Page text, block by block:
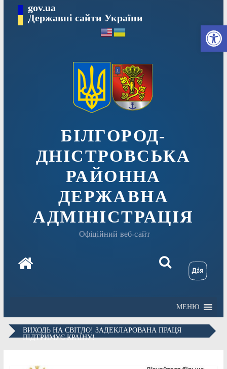
вмісту
gov.ua
Державні сайти України
БІЛГОРОД-
ДНІСТРОВСЬКА
РАЙОННА
ДЕРЖАВНА
АДМІНІСТРАЦІЯ
Офіційний веб-сайт
МЕНЮ
ВИХОДЬ НА СВІТЛО! ЗАДЕКЛАРОВАНА ПРАЦЯ
ПІДТРИМУЄ КРАЇНУ!